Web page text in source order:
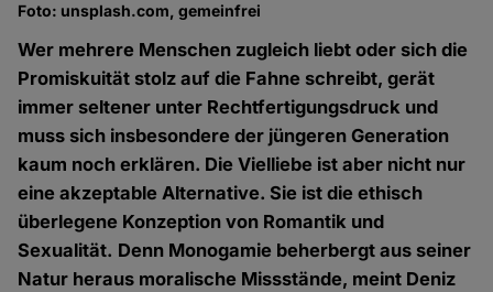
Foto: unsplash.com, gemeinfrei
Wer mehrere Menschen zugleich liebt oder sich die
Promiskuität stolz auf die Fahne schreibt, gerät
immer seltener unter Rechtfertigungsdruck und
muss sich insbesondere der jüngeren Generation
kaum noch erklären. Die Vielliebe ist aber nicht nur
eine akzeptable Alternative. Sie ist die ethisch
überlegene Konzeption von Romantik und
Sexualität. Denn Monogamie beherbergt aus seiner
Natur heraus moralische Missstände, meint Deniz